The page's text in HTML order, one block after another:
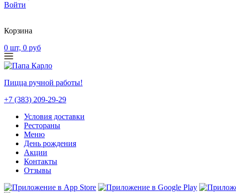
Войти
Корзина
0 шт, 0 руб
Пицца ручной работы!
+7 (383) 209-29-29
Условия доставки
Рестораны
Меню
День рождения
Акции
Контакты
Отзывы